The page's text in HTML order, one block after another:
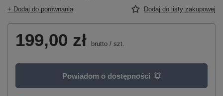
+ Dodaj do porównania Dodaj do listy zakupowej
199,00 zł brutto / szt.
Powiadom o dostępności